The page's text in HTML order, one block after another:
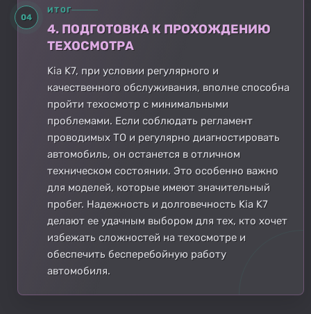
04
ИТОГ
4. ПОДГОТОВКА К ПРОХОЖДЕНИЮ
ТЕХОСМОТРА
Kia K7, при условии регулярного и
качественного обслуживания, вполне способна
пройти техосмотр с минимальными
проблемами. Если соблюдать регламент
проводимых ТО и регулярно диагностировать
автомобиль, он останется в отличном
техническом состоянии. Это особенно важно
для моделей, которые имеют значительный
пробег. Надежность и долговечность Kia K7
делают ее удачным выбором для тех, кто хочет
избежать сложностей на техосмотре и
обеспечить бесперебойную работу
автомобиля.